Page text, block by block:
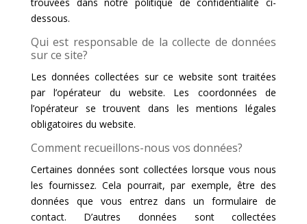
dessous.
Qui est responsable de la collecte de données
sur ce site?
Les données collectées sur ce website sont traitées
par l’opérateur du website. Les coordonnées de
l’opérateur se trouvent dans les mentions légales
obligatoires du website.
Comment recueillons-nous vos données?
Certaines données sont collectées lorsque vous nous
les fournissez. Cela pourrait, par exemple, être des
données que vous entrez dans un formulaire de
contact. D’autres données sont collectées